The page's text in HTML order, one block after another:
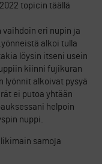
topicin täällä
vaihdoin eri nupin ja
alkoi tulla
löysin itseni usein
kiinni fujikuran
lyönnit alkoivat pysyä
ei putoa yhtään
helpoin
nuppi.
samoja